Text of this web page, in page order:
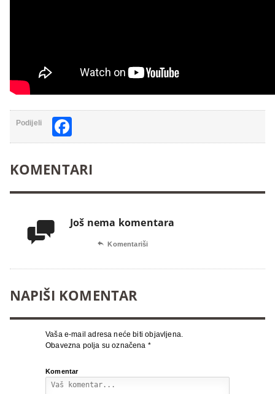
Podijeli
KOMENTARI
 Još nema komentara
 Komentariši
NAPIŠI KOMENTAR
Vaša e-mail adresa neće biti objavljena.
Obavezna polja su označena *
Komentar